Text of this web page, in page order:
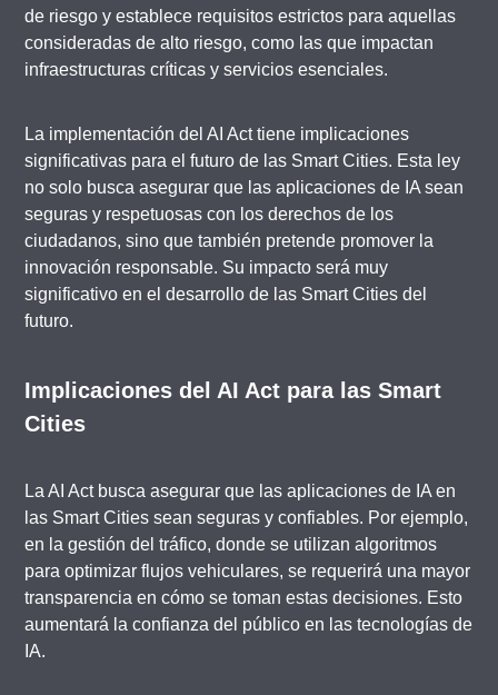
de riesgo y establece requisitos estrictos para aquellas
consideradas de alto riesgo, como las que impactan
infraestructuras críticas y servicios esenciales.
La implementación del AI Act tiene implicaciones
significativas para el futuro de las Smart Cities. Esta ley
no solo busca asegurar que las aplicaciones de IA sean
seguras y respetuosas con los derechos de los
ciudadanos, sino que también pretende promover la
innovación responsable. Su impacto será muy
significativo en el desarrollo de las Smart Cities del
futuro.
Implicaciones del AI Act para las Smart
Cities
La AI Act busca asegurar que las aplicaciones de IA en
las Smart Cities sean seguras y confiables. Por ejemplo,
en la gestión del tráfico, donde se utilizan algoritmos
para optimizar flujos vehiculares, se requerirá una mayor
transparencia en cómo se toman estas decisiones. Esto
aumentará la confianza del público en las tecnologías de
IA.